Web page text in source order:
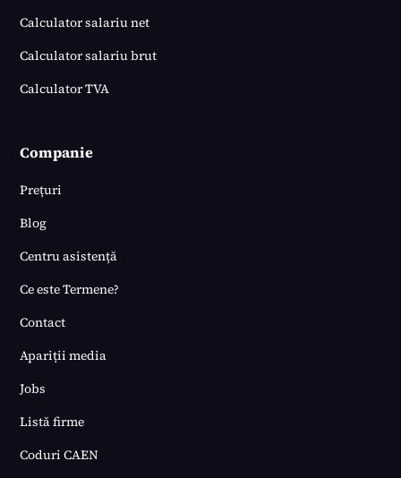
Calculator salariu net
Calculator salariu brut
Calculator TVA
Companie
Prețuri
Blog
Centru asistență
Ce este Termene?
Contact
Apariții media
Jobs
Listă firme
Coduri CAEN